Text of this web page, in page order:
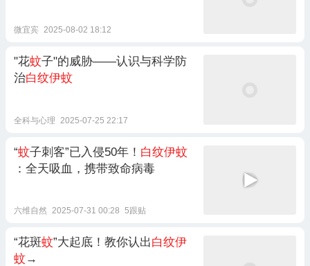
微宜宾 2025-08-02 18:12
"花蚊子"的威胁——认识与科学防
治白纹伊蚊
全科与心理 2025-07-25 22:17
“蚊子刺客”已入侵50年！ 白纹伊蚊
：全天吸血，携带致命病毒
六维自然 2025-07-31 00:28 5跟贴
“花斑蚊”大起底！教你认出白纹伊
蚊→